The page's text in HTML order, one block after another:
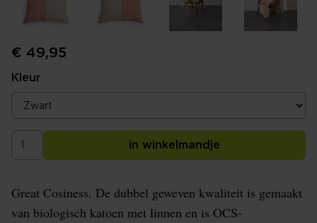
€ 49,95
Kleur
in winkelmandje
Great Cosiness. De dubbel geweven kwaliteit is gemaakt
van biologisch katoen met linnen en is OCS-